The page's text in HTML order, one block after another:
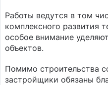
Работы ведутся в том
комплексного развития
особое внимание
объектов.
Помимо строительства
застройщики обязаны